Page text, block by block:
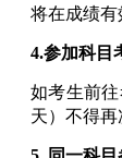
将在成绩有
4.参加科目
如考生前
天）不得再